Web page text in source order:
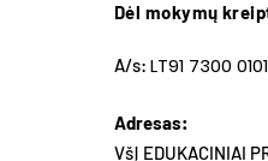
Dėl mokymų
A/s: LT91 7300
Adresas:
VšĮ EDUKACINIAI